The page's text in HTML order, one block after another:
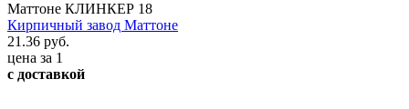
Маттоне КЛИНКЕР 18
Кирпичный завод Маттоне
21.36 руб.
цена за 1
с доставкой